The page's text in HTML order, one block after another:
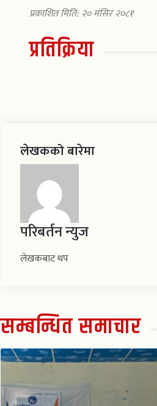
प्रकाशित मिति: २० मंसिर २०८१
प्रतिक्रिया
लेखकको बारेमा
परिबर्तन न्युज
लेखकबाट थप
सम्बन्धित समाचार